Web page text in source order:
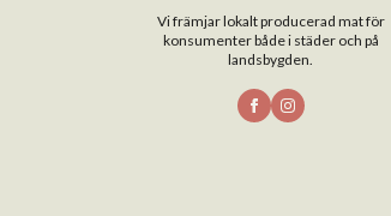
Vi främjar lokalt producerad mat för
konsumenter både i städer och på
landsbygden.